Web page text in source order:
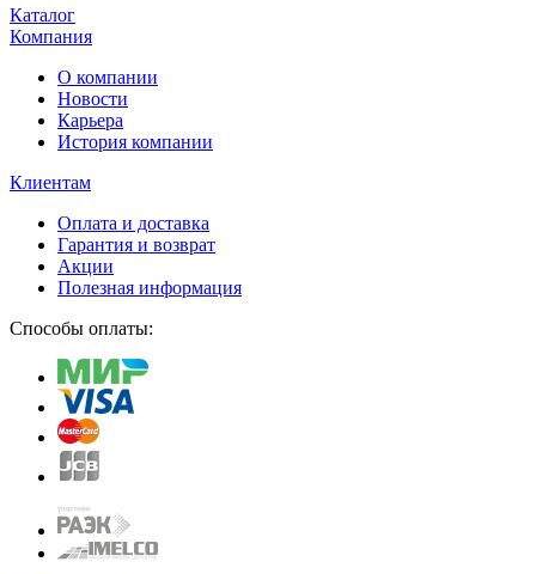
Каталог
Компания
О компании
Новости
Карьера
История компании
Клиентам
Оплата и доставка
Гарантия и возврат
Акции
Полезная информация
Способы оплаты: